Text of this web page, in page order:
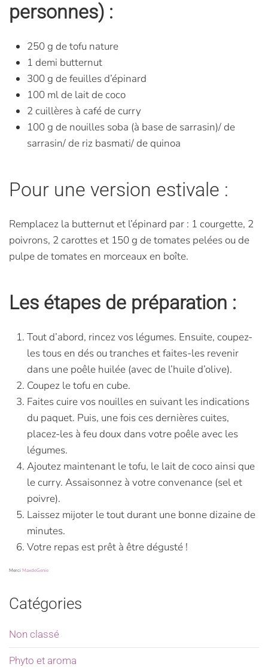
personnes) :
250 g de tofu nature
1 demi butternut
300 g de feuilles d’épinard
100 ml de lait de coco
2 cuillères à café de curry
100 g de nouilles soba (à base de sarrasin)/ de
sarrasin/ de riz basmati/ de quinoa
Pour une version estivale :
Remplacez la butternut et l’épinard par : 1 courgette, 2
poivrons, 2 carottes et 150 g de tomates pelées ou de
pulpe de tomates en morceaux en boîte.
Les étapes de préparation :
Tout d’abord, rincez vos légumes. Ensuite, coupez-
les tous en dés ou tranches et faites-les revenir
dans une poêle huilée (avec de l’huile d’olive).
Coupez le tofu en cube.
Faites cuire vos nouilles en suivant les indications
du paquet. Puis, une fois ces dernières cuites,
placez-les à feu doux dans votre poêle avec les
légumes.
Ajoutez maintenant le tofu, le lait de coco ainsi que
le curry. Assaisonnez à votre convenance (sel et
poivre).
Laissez mijoter le tout durant une bonne dizaine de
minutes.
Votre repas est prêt à être dégusté !
MerciMaxdeGenie
Catégories
Non classé
Phyto et aroma